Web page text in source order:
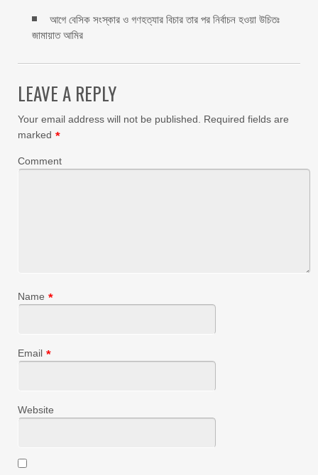
আগে বেসিক সংস্কার ও গণহত্যার বিচার তার পর নির্বাচন হওয়া উচিতঃ
জামায়াত আমির
LEAVE A REPLY
Your email address will not be published.
Required fields are
marked *
Comment
Name *
Email *
Website